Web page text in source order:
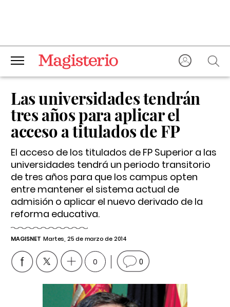
Las universidades tendrán
tres años para aplicar el
acceso a titulados de FP
El acceso de los titulados de FP Superior a las
universidades tendrá un periodo transitorio
de tres años para que los campus opten
entre mantener el sistema actual de
admisión o aplicar el nuevo derivado de la
reforma educativa.
MAGISNET Martes, 25 de marzo de 2014
0 0